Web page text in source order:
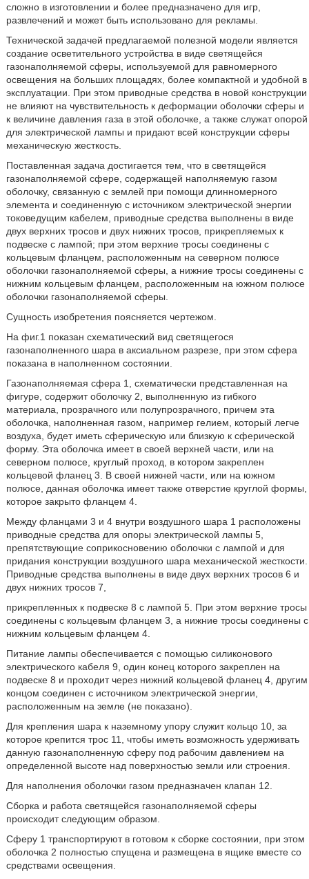
сложно в изготовлении и более предназначено для игр,
развлечений и может быть использовано для рекламы.
Технической задачей предлагаемой полезной модели является
создание осветительного устройства в виде светящейся
газонаполняемой сферы, используемой для равномерного
освещения на больших площадях, более компактной и удобной в
эксплуатации. При этом приводные средства в новой конструкции
не влияют на чувствительность к деформации оболочки сферы и
к величине давления газа в этой оболочке, а также служат опорой
для электрической лампы и придают всей конструкции сферы
механическую жесткость.
Поставленная задача достигается тем, что в светящейся
газонаполняемой сфере, содержащей наполняемую газом
оболочку, связанную с землей при помощи длинномерного
элемента и соединенную с источником электрической энергии
токоведущим кабелем, приводные средства выполнены в виде
двух верхних тросов и двух нижних тросов, прикрепляемых к
подвеске с лампой; при этом верхние тросы соединены с
кольцевым фланцем, расположенным на северном полюсе
оболочки газонаполняемой сферы, а нижние тросы соединены с
нижним кольцевым фланцем, расположенным на южном полюсе
оболочки газонаполняемой сферы.
Сущность изобретения поясняется чертежом.
На фиг.1 показан схематический вид светящегося
газонаполненного шара в аксиальном разрезе, при этом сфера
показана в наполненном состоянии.
Газонаполняемая сфера 1, схематически представленная на
фигуре, содержит оболочку 2, выполненную из гибкого
материала, прозрачного или полупрозрачного, причем эта
оболочка, наполненная газом, например гелием, который легче
воздуха, будет иметь сферическую или близкую к сферической
форму. Эта оболочка имеет в своей верхней части, или на
северном полюсе, круглый проход, в котором закреплен
кольцевой фланец 3. В своей нижней части, или на южном
полюсе, данная оболочка имеет также отверстие круглой формы,
которое закрыто фланцем 4.
Между фланцами 3 и 4 внутри воздушного шара 1 расположены
приводные средства для опоры электрической лампы 5,
препятствующие соприкосновению оболочки с лампой и для
придания конструкции воздушного шара механической жесткости.
Приводные средства выполнены в виде двух верхних тросов 6 и
двух нижних тросов 7,
прикрепленных к подвеске 8 с лампой 5. При этом верхние тросы
соединены с кольцевым фланцем 3, а нижние тросы соединены с
нижним кольцевым фланцем 4.
Питание лампы обеспечивается с помощью силиконового
электрического кабеля 9, один конец которого закреплен на
подвеске 8 и проходит через нижний кольцевой фланец 4, другим
концом соединен с источником электрической энергии,
расположенным на земле (не показано).
Для крепления шара к наземному упору служит кольцо 10, за
которое крепится трос 11, чтобы иметь возможность удерживать
данную газонаполненную сферу под рабочим давлением на
определенной высоте над поверхностью земли или строения.
Для наполнения оболочки газом предназначен клапан 12.
Сборка и работа светящейся газонаполняемой сферы
происходит следующим образом.
Сферу 1 транспортируют в готовом к сборке состоянии, при этом
оболочка 2 полностью спущена и размещена в ящике вместе со
средствами освещения.